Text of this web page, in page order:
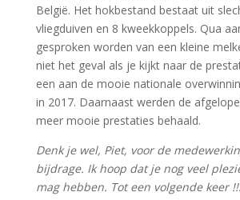
België. Het hokbestand bestaat uit
vliegduiven en 8 kweekkoppels. Qua
gesproken worden van een kleine
niet het geval als je kijkt naar de
een aan de mooie nationale
in 2017. Daarnaast werden de
meer mooie prestaties behaald.
Denk je wel, Piet, voor de
bijdrage. Ik hoop dat je nog veel
mag hebben. Tot een volgende keer